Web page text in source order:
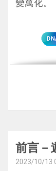
(呈色劑;
體金(紅
結合的
就會產
合體，
有人類
會與 IgG
若蒐集
病毒蛋
變萬化。
mRNA
(C)、胸
前言－
2023/10/13